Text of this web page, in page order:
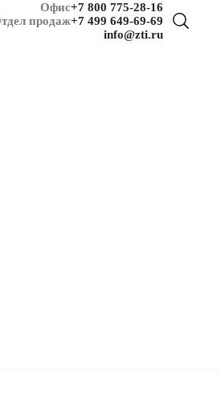
Офис+7 800 775-28-16
продаж+7 499 649-69-69
info@zti.ru